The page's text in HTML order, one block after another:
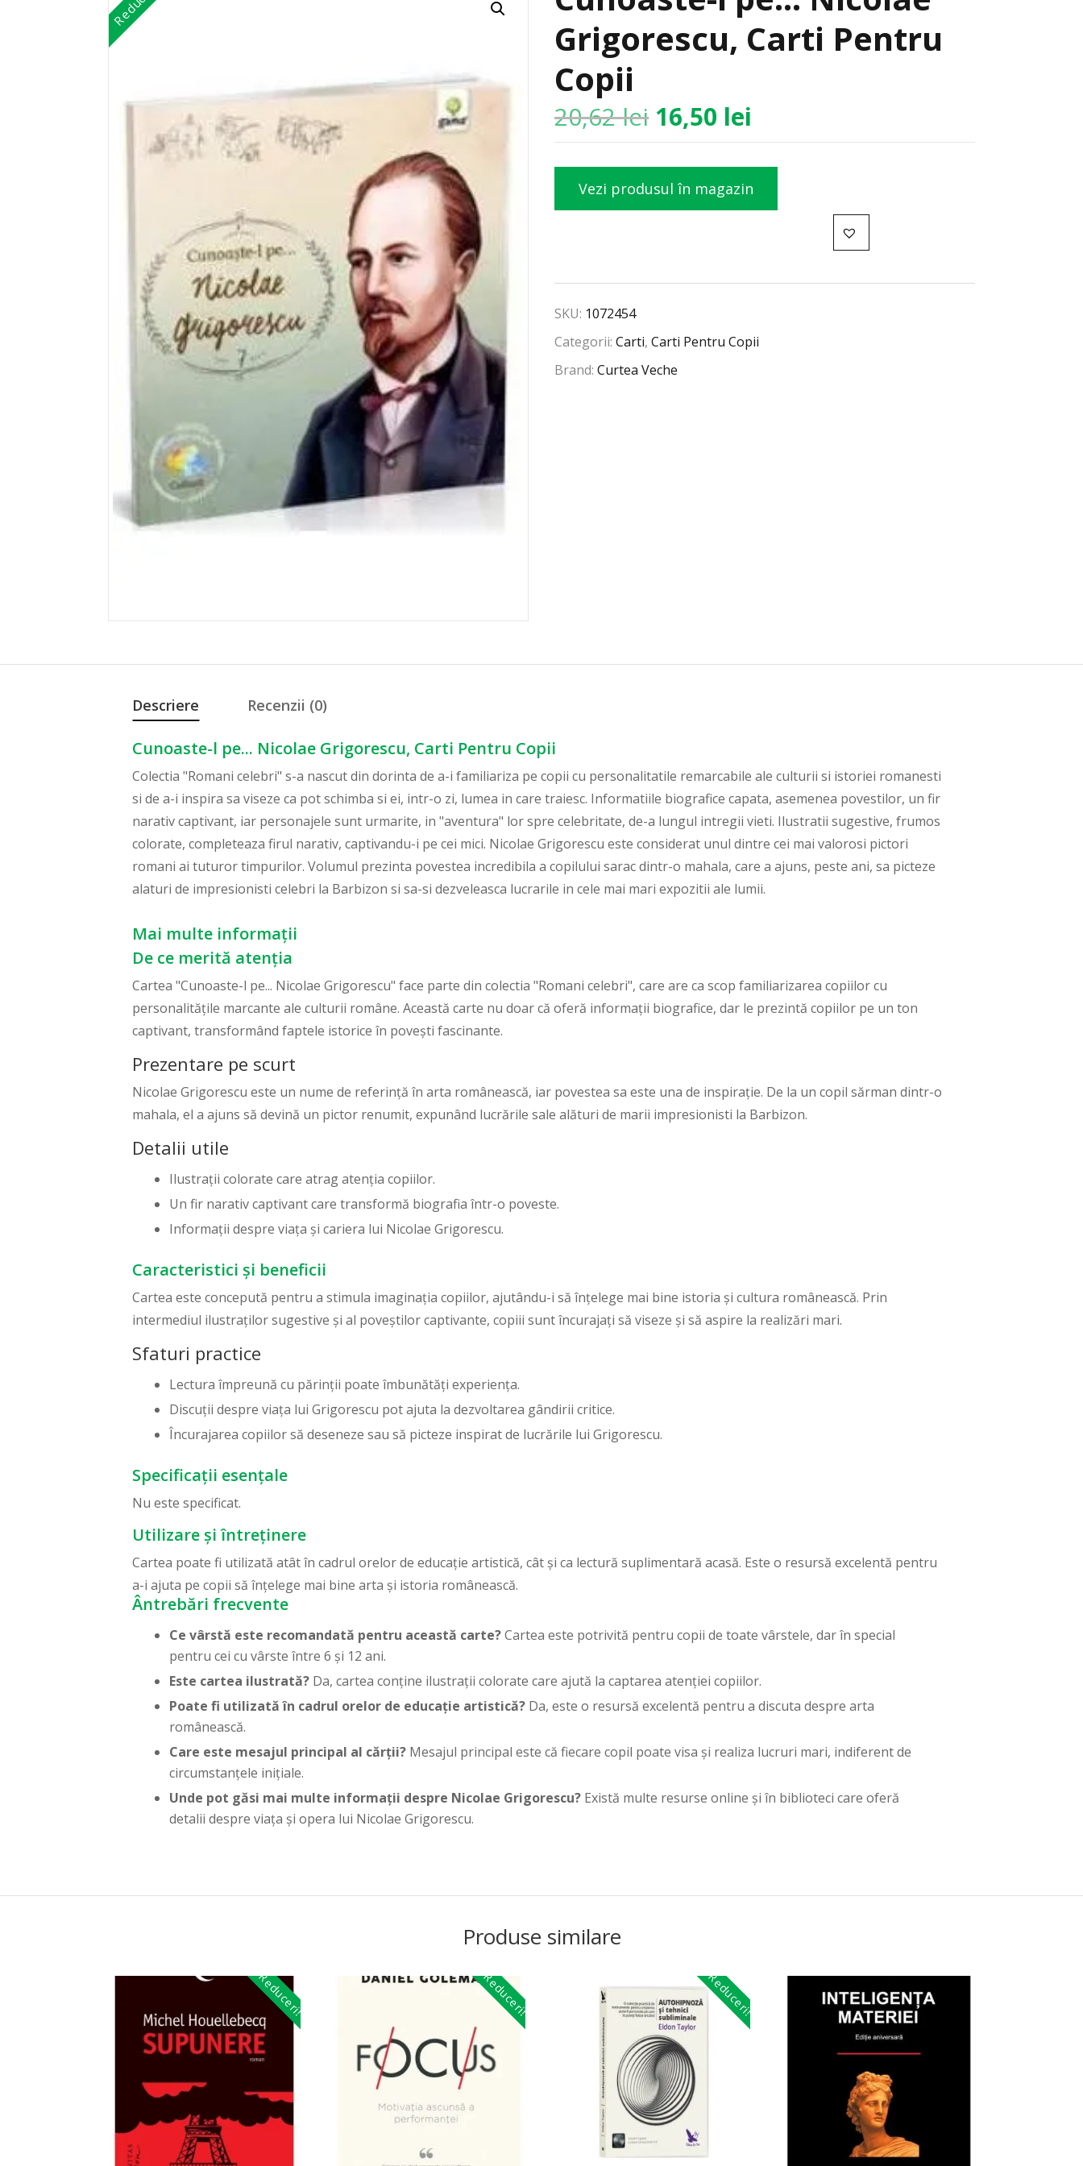
Grigorescu, Carti Pentru
Copii
20,62lei 16,50 lei
Vezi produsul în magazin
SKU: 1072454
Categorii:Carti,Carti Pentru Copii
Brand:Curtea Veche
Descriere Recenzii (0)
Cunoaste-l pe... Nicolae Grigorescu, Carti Pentru Copii
Colectia "Romani celebri" s-a nascut din dorinta de a-i familiariza pe copii cu personalitatile remarcabile ale culturii si istoriei romanesti
si de a-i inspira sa viseze ca pot schimba si ei, intr-o zi, lumea in care traiesc. Informatiile biografice capata, asemenea povestilor, un fir
narativ captivant, iar personajele sunt urmarite, in "aventura" lor spre celebritate, de-a lungul intregii vieti. Ilustratii sugestive, frumos
colorate, completeaza firul narativ, captivandu-i pe cei mici. Nicolae Grigorescu este considerat unul dintre cei mai valorosi pictori
romani ai tuturor timpurilor. Volumul prezinta povestea incredibila a copilului sarac dintr-o mahala, care a ajuns, peste ani, sa picteze
alaturi de impresionisti celebri la Barbizon si sa-si dezveleasca lucrarile in cele mai mari expozitii ale lumii.
Mai multe informații
De ce merită atenția
Cartea "Cunoaste-l pe... Nicolae Grigorescu" face parte din colectia "Romani celebri", care are ca scop familiarizarea copiilor cu
personalitățile marcante ale culturii române. Această carte nu doar că oferă informații biografice, dar le prezintă copiilor pe un ton
captivant, transformând faptele istorice în povești fascinante.
Prezentare pe scurt
Nicolae Grigorescu este un nume de referință în arta românească, iar povestea sa este una de inspirație. De la un copil sărman dintr-o
mahala, el a ajuns să devină un pictor renumit, expunând lucrările sale alături de marii impresionisti la Barbizon.
Detalii utile
Ilustrații colorate care atrag atenția copiilor.
Un fir narativ captivant care transformă biografia într-o poveste.
Informații despre viața și cariera lui Nicolae Grigorescu.
Caracteristici și beneficii
Cartea este concepută pentru a stimula imaginația copiilor, ajutându-i să înțelege mai bine istoria și cultura românească. Prin
intermediul ilustraților sugestive și al poveștilor captivante, copiii sunt încurajați să viseze și să aspire la realizări mari.
Sfaturi practice
Lectura împreună cu părinții poate îmbunătăți experiența.
Discuții despre viața lui Grigorescu pot ajuta la dezvoltarea gândirii critice.
Încurajarea copiilor să deseneze sau să picteze inspirat de lucrările lui Grigorescu.
Specificații esențale
Nu este specificat.
Utilizare și întreținere
Cartea poate fi utilizată atât în cadrul orelor de educație artistică, cât și ca lectură suplimentară acasă. Este o resursă excelentă pentru
a-i ajuta pe copii să înțelege mai bine arta și istoria românească.
Ântrebări frecvente
Ce vârstă este recomandată pentru această carte?Cartea este potrivită pentru copii de toate vârstele, dar în special
pentru cei cu vârste între 6 și 12 ani.
Este cartea ilustrată? Da, cartea conține ilustrații colorate care ajută la captarea atenției copiilor.
Poate fi utilizată în cadrul orelor de educație artistică? Da, este o resursă excelentă pentru a discuta despre arta
românească.
Care este mesajul principal al cărții? Mesajul principal este că fiecare copil poate visa și realiza lucruri mari, indiferent de
circumstanțele inițiale.
Unde pot găsi mai multe informații despre Nicolae Grigorescu? Există multe resurse online și în biblioteci care oferă
detalii despre viața și opera lui Nicolae Grigorescu.
Produse similare
Reduceri! Reduceri! Reduceri!